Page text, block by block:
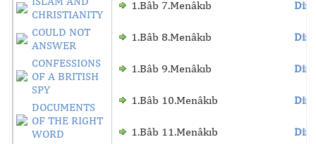
CHRISTIANITY
COULD NOT
ANSWER
CONFESSIONS
OF A BRITISH
SPY
DOCUMENTS
OF THE RIGHT
WORD
1.Bâb 7.Menâkıb
1.Bâb 8.Menâkıb
1.Bâb 9.Menâkıb
1.Bâb 10.Menâkıb
1.Bâb 11.Menâkıb